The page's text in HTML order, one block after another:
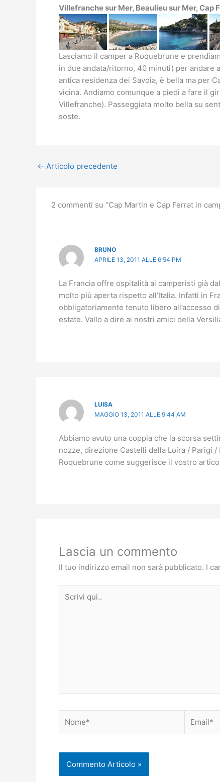
Villefranche sur Mer, Beaulieu sur Mer, Cap
Lasciamo il camper a Roquebrune e
in due andata/ritorno, 40 minuti) per andare
antica residenza dei Savoia, è bella ma per
vicina. Andiamo comunque a piedi a fare il
Villefranche). Passeggiata molto bella su
soste.
← Articolo precedente
2 commenti su “Cap Martin e Cap Ferrat in
BRUNO
APRILE 13, 2011 ALLE 6:54 PM
La Francia offre ospitalità ai camperisti già
molto più aperta rispetto all’Italia. Infatti in
obbligatoriamente tenuto libero all’accesso
estate. Vallo a dire ai nostri amici della
LUISA
MAGGIO 13, 2011 ALLE 9:44 AM
Abbiamo avuto una coppia che la scorsa
nozze, direzione Castelli della Loira / Parigi
Roquebrune come suggerisce il vostro
Lascia un commento
Il tuo indirizzo email non sarà pubblicato. I
qui..